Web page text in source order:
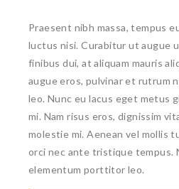
Praesent nibh massa, tempus
luctus nisi. Curabitur ut augue
finibus dui, at aliquam mauris
augue eros, pulvinar et rutrum
leo. Nunc eu lacus eget metus
mi. Nam risus eros, dignissim
molestie mi. Aenean vel mollis
orci nec ante tristique tempus.
elementum porttitor leo.